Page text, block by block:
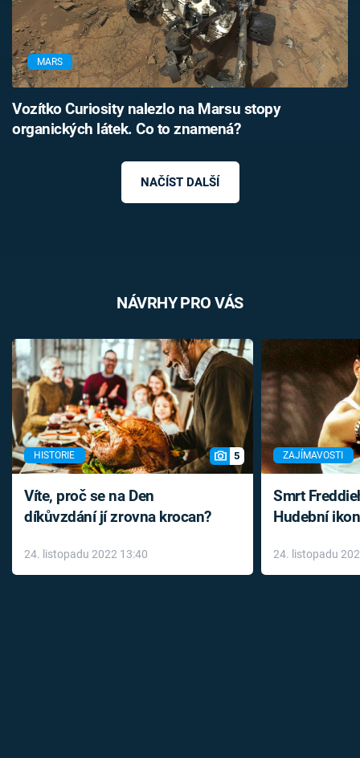
MARS
Vozítko Curiosity nalezlo na Marsu stopy
organických látek. Co to znamená?
NAČÍST DALŠÍ
NÁVRHY PRO VÁS
HISTORIE 5
Víte, proč se na Den
díkůvzdání jí zrovna krocan?
24. listopadu 2022 13:40
ZAJÍMAVOSTI
Smrt
Hudební
léky
24. listopadu